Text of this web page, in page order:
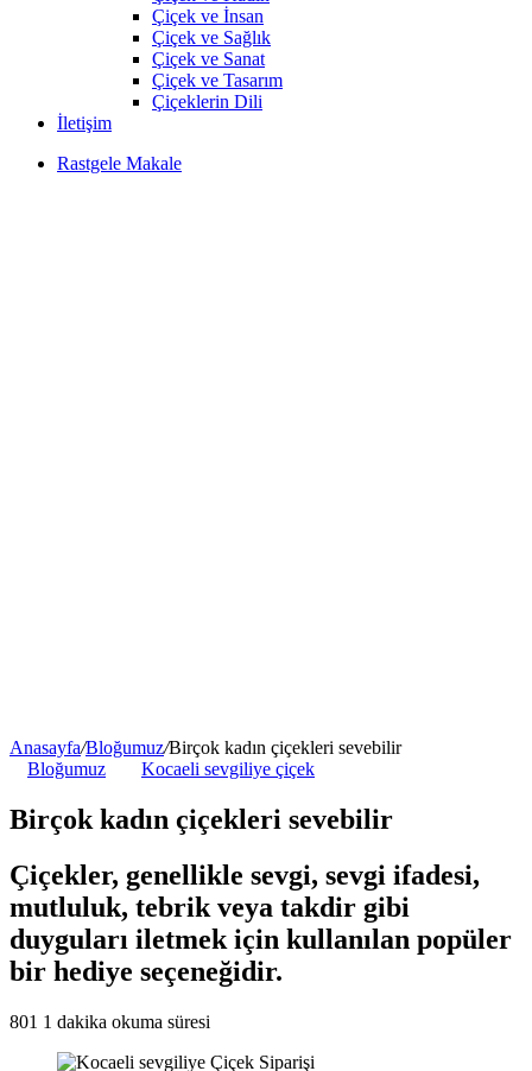
Çiçek ve İnsan
Çiçek ve Sağlık
Çiçek ve Sanat
Çiçek ve Tasarım
Çiçeklerin Dili
İletişim
Rastgele Makale
Anasayfa/Bloğumuz/Birçok kadın çiçekleri sevebilir
Bloğumuz
Kocaeli sevgiliye çiçek
Birçok kadın çiçekleri sevebilir
Çiçekler, genellikle sevgi, sevgi ifadesi,
mutluluk, tebrik veya takdir gibi
duyguları iletmek için kullanılan popüler
bir hediye seçeneğidir.
801 1 dakika okuma süresi